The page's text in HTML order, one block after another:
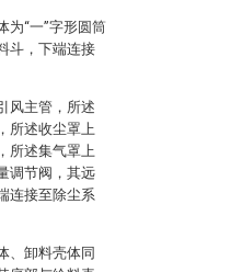
为“一”字形圆筒
斗，下端连接
风主管，所述
所述收尘罩上
所述集气罩上
调节阀，其远
连接至除尘系
、卸料壳体同